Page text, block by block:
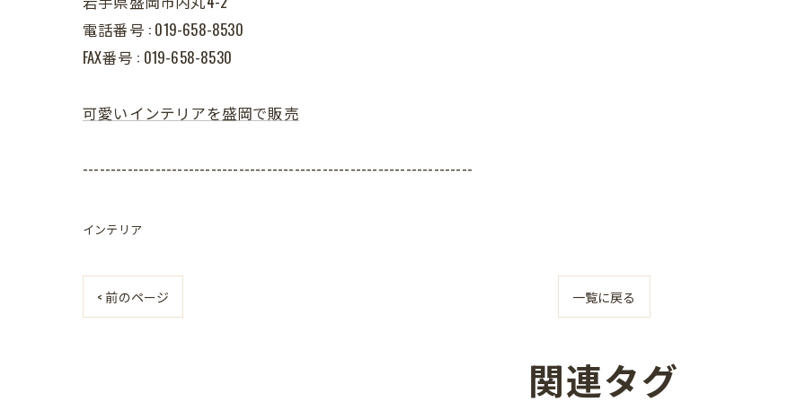
電話番号 : 019-658-8530
FAX番号 : 019-658-8530
可愛いインテリアを盛岡で販売
----------------------------------------------------------------------
インテリア
< 前のページ 一覧に戻る
関連タグ